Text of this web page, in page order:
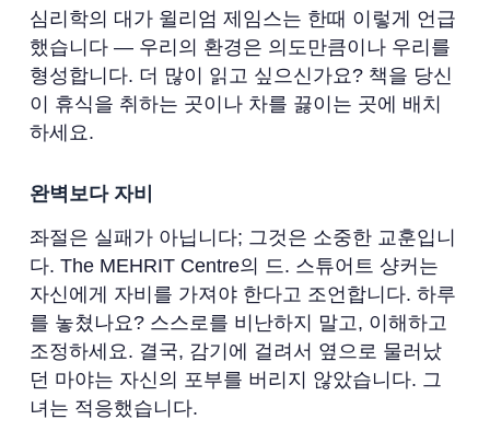
심리학의 대가 윌리엄 제임스는 한때 이렇게 언급
했습니다 — 우리의 환경은 의도만큼이나 우리를
형성합니다. 더 많이 읽고 싶으신가요? 책을 당신
이 휴식을 취하는 곳이나 차를 끓이는 곳에 배치
하세요.
완벽보다 자비
좌절은 실패가 아닙니다; 그것은 소중한 교훈입니
다. The MEHRIT Centre의 드. 스튜어트 샹커는
자신에게 자비를 가져야 한다고 조언합니다. 하루
를 놓쳤나요? 스스로를 비난하지 말고, 이해하고
조정하세요. 결국, 감기에 걸려서 옆으로 물러났
던 마야는 자신의 포부를 버리지 않았습니다. 그
녀는 적응했습니다.